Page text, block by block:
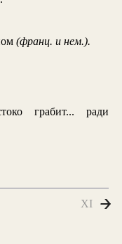
(франц. и нем.).
грабит... ради
XI